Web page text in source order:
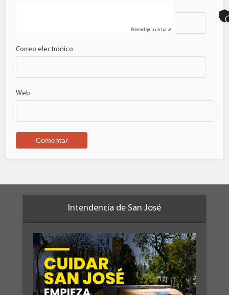
Correo electrónico
Web
FriendlyCaptcha ⇗
Intendencia de San José